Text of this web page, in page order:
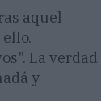
aquel
La verdad
y